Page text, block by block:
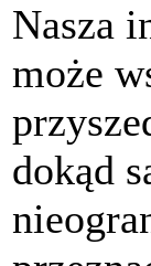
Nasza
może
dokąd